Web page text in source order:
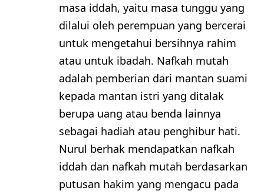
masa iddah, yaitu masa tunggu yang
dilalui oleh perempuan yang bercerai
untuk mengetahui bersihnya rahim
atau untuk ibadah. Nafkah mutah
adalah pemberian dari mantan suami
kepada mantan istri yang ditalak
berupa uang atau benda lainnya
sebagai hadiah atau penghibur hati.
Nurul berhak mendapatkan nafkah
iddah dan nafkah mutah berdasarkan
putusan hakim yang mengacu pada